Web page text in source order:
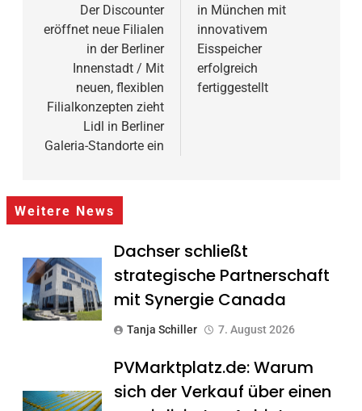
Der Discounter
eröffnet neue Filialen
in der Berliner
Innenstadt / Mit
neuen, flexiblen
Filialkonzepten zieht
Lidl in Berliner
Galeria-Standorte ein
in München mit
innovativem
Eisspeicher
erfolgreich
fertiggestellt
Weitere News
Dachser schließt
strategische Partnerschaft
mit Synergie Canada
Tanja Schiller 7. August 2026
PVMarktplatz.de: Warum
sich der Verkauf über einen